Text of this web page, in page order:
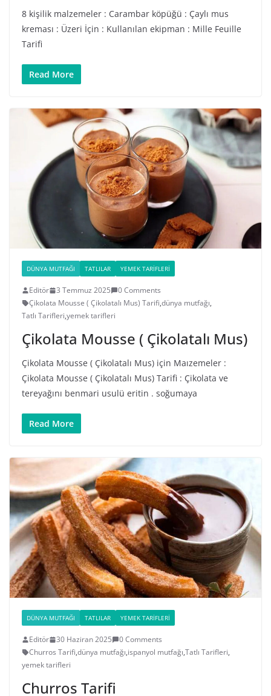
8 kişilik malzemeler : Carambar köpüğü : Çaylı mus
kreması : Üzeri İçin : Kullanılan ekipman : Mille Feuille
Tarifi
Read More
DÜNYA MUTFAĞI TATLILAR YEMEK TARIFLERI
Editör 3 Temmuz 2025
0 Comments
Çikolata Mousse ( Çikolatalı Mus) Tarifi,dünya mutfağı,
Tatlı Tarifleri,yemek tarifleri
Çikolata Mousse ( Çikolatalı Mus)
Çikolata Mousse ( Çikolatalı Mus) için Maızemeler :
Çikolata Mousse ( Çikolatalı Mus) Tarifi : Çikolata ve
tereyağını benmari usulü eritin . soğumaya
Read More
DÜNYA MUTFAĞI TATLILAR YEMEK TARIFLERI
Editör 30 Haziran 2025
0 Comments
Churros Tarifi,dünya mutfağı,ispanyol mutfağı,Tatlı Tarifleri,
yemek tarifleri
Churros Tarifi